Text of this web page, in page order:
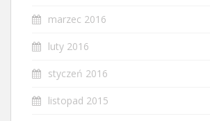
marzec 2016
luty 2016
styczeń 2016
listopad 2015